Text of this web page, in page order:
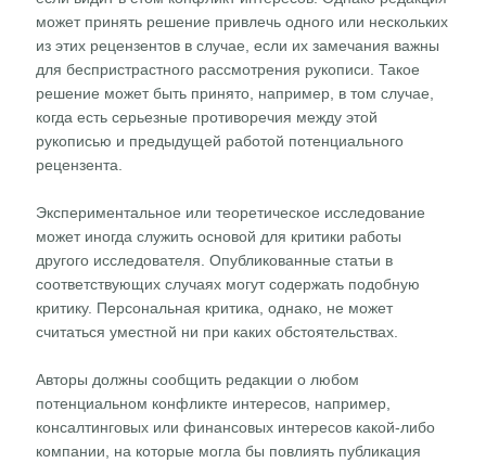
может принять решение привлечь одного или нескольких
из этих рецензентов в случае, если их замечания важны
для беспристрастного рассмотрения рукописи. Такое
решение может быть принято, например, в том случае,
когда есть серьезные противоречия между этой
рукописью и предыдущей работой потенциального
рецензента.
Экспериментальное или теоретическое исследование
может иногда служить основой для критики работы
другого исследователя. Опубликованные статьи в
соответствующих случаях могут содержать подобную
критику. Персональная критика, однако, не может
считаться уместной ни при каких обстоятельствах.
Авторы должны сообщить редакции о любом
потенциальном конфликте интересов, например,
консалтинговых или финансовых интересов какой-либо
компании, на которые могла бы повлиять публикация